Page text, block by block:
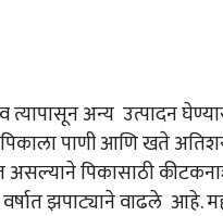
त्यापासून अन्य उत्पादन
पाणी आणि खते
असल्याने पिकासाठी
झपाट्याने वाढले आहे.